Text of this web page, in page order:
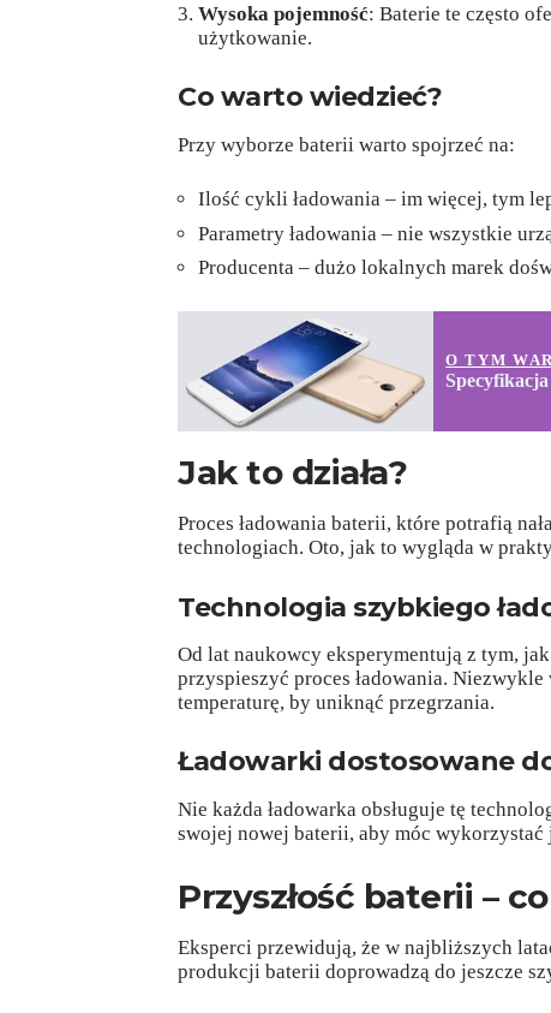
Wysoka pojemność: Baterie te często
użytkowanie.
Co warto wiedzieć?
Przy wyborze baterii warto spojrzeć na:
Ilość cykli ładowania – im więcej, tym
Parametry ładowania – nie wszystkie
Producenta – dużo lokalnych marek
O TYM
Jak to działa?
Proces ładowania baterii, które potrafią
technologiach. Oto, jak to wygląda w
Technologia szybkiego
Od lat naukowcy eksperymentują z tym,
przyspieszyć proces ładowania.
temperaturę, by uniknąć przegrzania.
Ładowarki dostosowane
Nie każda ładowarka obsługuje tę
swojej nowej baterii, aby móc wykorzystać
Przyszłość baterii –
Eksperci przewidują, że w najbliższych
produkcji baterii doprowadzą do jeszcze